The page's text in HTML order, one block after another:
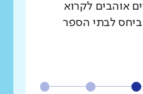
אוהבים לקרוא
לבתי הספר